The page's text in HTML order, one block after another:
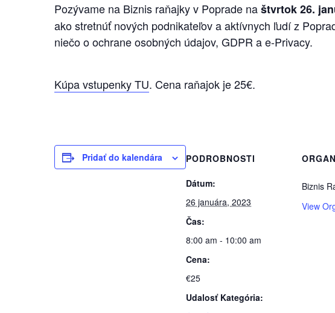
Pozývame na Biznis raňajky v Poprade naštvrtok 26.
ako stretnúť nových podnikateľov a aktívnych ľudí z
niečo o ochrane osobných údajov, GDPR a e-Privacy.
Kúpa vstupenky TU. Cena raňajok je 25€.
Pridať do kalendára PODROBNOSTI
Dátum:
26 januára, 2023
Čas:
8:00 am - 10:00 am
Cena:
€25
Udalosť Kategória:
Biznis
View